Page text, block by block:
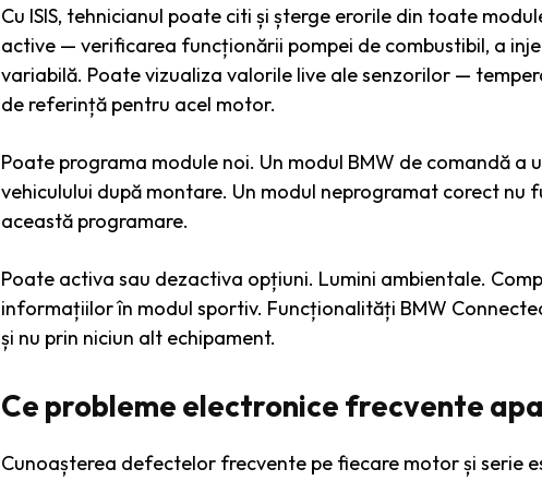
Cu ISIS, tehnicianul poate citi și șterge erorile din toate
active — verificarea funcționării pompei de combustibil, a
variabilă. Poate vizualiza valorile live ale senzorilor —
de referință pentru acel motor.
Poate programa module noi. Un modul BMW de comandă a
vehiculului după montare. Un modul neprogramat corect
această programare.
Poate activa sau dezactiva opțiuni. Lumini ambientale.
informațiilor în modul sportiv. Funcționalități BMW
și nu prin niciun alt echipament.
Ce probleme electronice frecvente
Cunoașterea defectelor frecvente pe fiecare motor și serie